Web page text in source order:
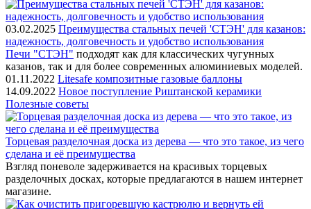
03.02.2025 Преимущества стальных печей 'СТЭН' для казанов:
надежность, долговечность и удобство использования
Печи "СТЭН" подходят как для классических чугунных
казанов, так и для более современных алюминиевых моделей.
01.11.2022 Litesafe композитные газовые баллоны
14.09.2022 Новое поступление Риштанской керамики
Полезные советы
Торцевая разделочная доска из дерева — что это такое, из чего
сделана и её преимущества
Взгляд поневоле задерживается на красивых торцевых
разделочных досках, которые предлагаются в нашем интернет
магазине.